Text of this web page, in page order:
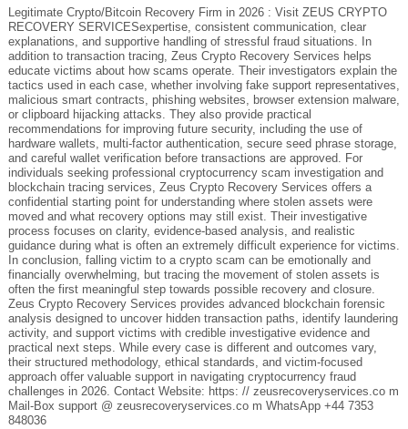
Legitimate Crypto/Bitcoin Recovery Firm in 2026 : Visit ZEUS CRYPTO
RECOVERY SERVICESexpertise, consistent communication, clear
explanations, and supportive handling of stressful fraud situations. In
addition to transaction tracing, Zeus Crypto Recovery Services helps
educate victims about how scams operate. Their investigators explain the
tactics used in each case, whether involving fake support representatives,
malicious smart contracts, phishing websites, browser extension malware,
or clipboard hijacking attacks. They also provide practical
recommendations for improving future security, including the use of
hardware wallets, multi-factor authentication, secure seed phrase storage,
and careful wallet verification before transactions are approved. For
individuals seeking professional cryptocurrency scam investigation and
blockchain tracing services, Zeus Crypto Recovery Services offers a
confidential starting point for understanding where stolen assets were
moved and what recovery options may still exist. Their investigative
process focuses on clarity, evidence-based analysis, and realistic
guidance during what is often an extremely difficult experience for victims.
In conclusion, falling victim to a crypto scam can be emotionally and
financially overwhelming, but tracing the movement of stolen assets is
often the first meaningful step towards possible recovery and closure.
Zeus Crypto Recovery Services provides advanced blockchain forensic
analysis designed to uncover hidden transaction paths, identify laundering
activity, and support victims with credible investigative evidence and
practical next steps. While every case is different and outcomes vary,
their structured methodology, ethical standards, and victim-focused
approach offer valuable support in navigating cryptocurrency fraud
challenges in 2026. Contact Website: https: // zeusrecoveryservices.co m
Mail-Box support @ zeusrecoveryservices.co m WhatsApp +44 7353
848036